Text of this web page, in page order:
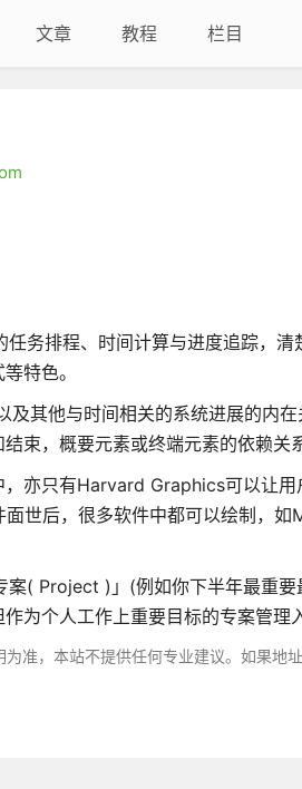
文章 教程 栏目
务排程、时间计算与进度追踪，
等特色。
其他与时间相关的系统进展的内在
束，概要元素或终端元素的依赖关系
亦只有Harvard Graphics可以让
世后，很多软件中都可以绘制，
( Project )」(例如你下半年最重
为个人工作上重要目标的专案管理
准，本站不提供任何专业建议。如果地